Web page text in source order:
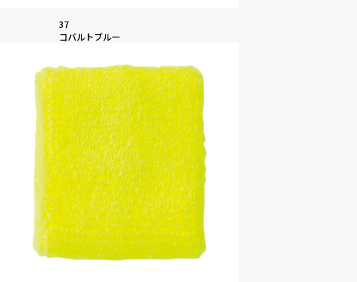
37
コバルトブルー